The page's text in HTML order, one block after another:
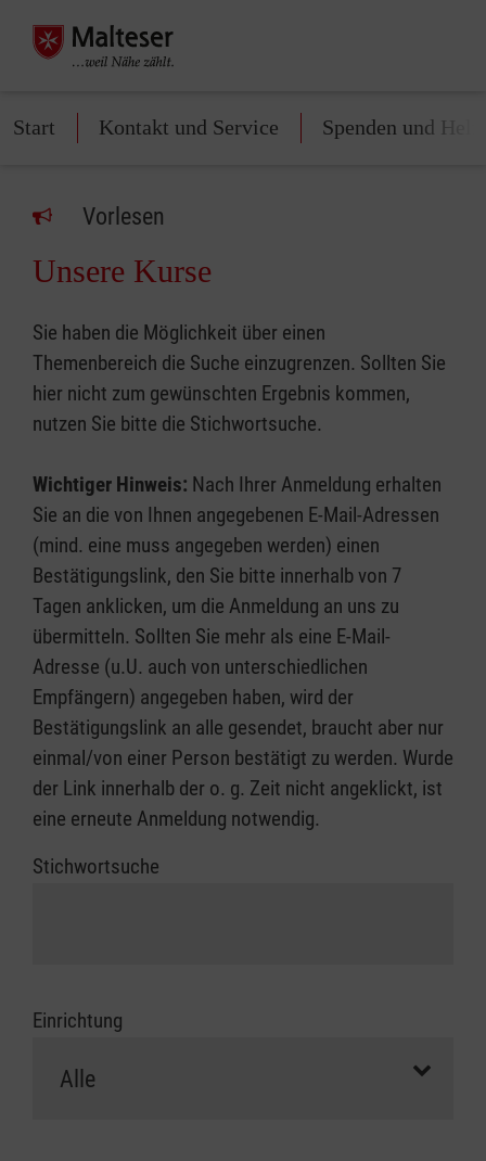
Start Kontakt und Service Spenden und
Vorlesen
Unsere Kurse
Sie haben die Möglichkeit über einen
Themenbereich die Suche einzugrenzen. Sollten Sie
hier nicht zum gewünschten Ergebnis kommen,
nutzen Sie bitte die Stichwortsuche.
Wichtiger Hinweis: Nach Ihrer Anmeldung erhalten
Sie an die von Ihnen angegebenen E-Mail-Adressen
(mind. eine muss angegeben werden) einen
Bestätigungslink, den Sie bitte innerhalb von 7
Tagen anklicken, um die Anmeldung an uns zu
übermitteln. Sollten Sie mehr als eine E-Mail-
Adresse (u.U. auch von unterschiedlichen
Empfängern) angegeben haben, wird der
Bestätigungslink an alle gesendet, braucht aber nur
einmal/von einer Person bestätigt zu werden. Wurde
der Link innerhalb der o. g. Zeit nicht angeklickt, ist
eine erneute Anmeldung notwendig.
Stichwortsuche
Einrichtung